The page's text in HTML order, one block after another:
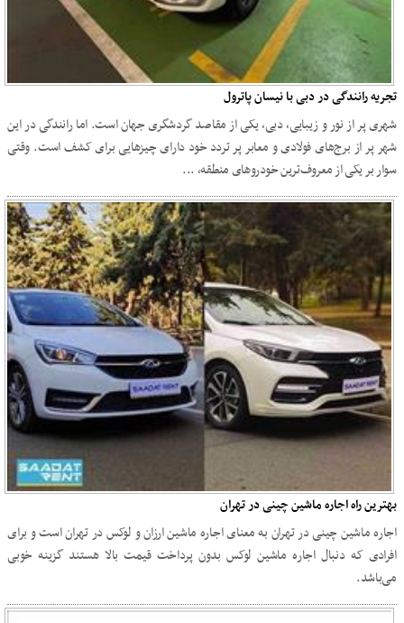
تجریه رانندگی در دبی با نیسان پاترول
شهری پر از نور و زیبایی، دبی، یکی از مقاصد گردشگری جهان است. اما رانندگی در این
شهر پر از برج‌های فولادی و معابر پر تردد خود دارای چیزهایی برای کشف است. وقتی
سوار بر یکی از معروف‌ترین خودروهای منطقه، ...
بهترین راه اجاره ماشین چینی در تهران
اجاره ماشین چینی در تهران به معنای اجاره ماشین ارزان و لوکس در تهران است و برای
افرادی که دنبال اجاره ماشین لوکس بدون پرداخت قیمت بالا هستند گزینه خوبی
می‌باشد.